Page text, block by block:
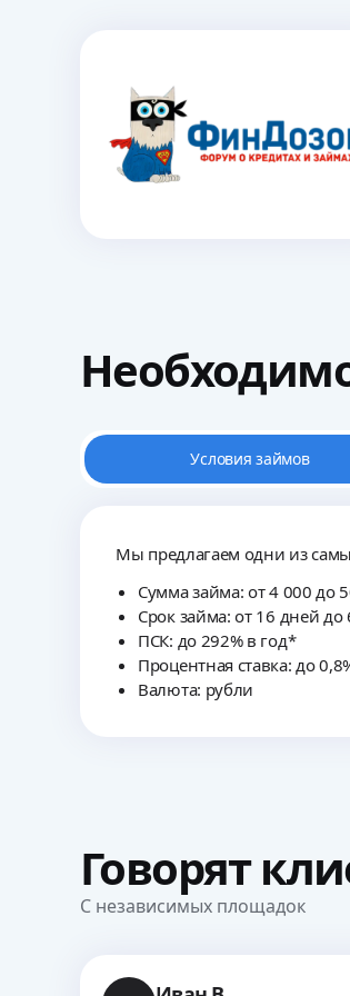
Условия займов
Мы предлагаем одни из
Сумма займа: от 4 000 до
Срок займа: от 16 дней до
ПСК: до 292% в год*
Процентная ставка: до
Валюта: рубли
Говорят
С независимых площадок